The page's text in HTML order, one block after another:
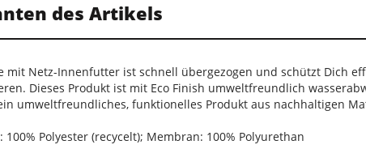
des Artikels
mit Netz-Innenfutter ist schnell übergezogen und schützt Dich
Dieses Produkt ist mit Eco Finish umweltfreundlich
umweltfreundliches, funktionelles Produkt aus nachhaltigen
Polyester (recycelt); Membran: 100% Polyurethan